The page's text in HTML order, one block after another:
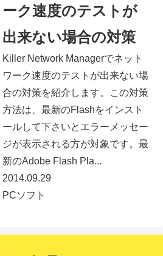
ーク速度のテストが
出来ない場合の対策
Killer Network Managerでネット
ワーク速度のテストが出来ない場
合の対策を紹介します。この対策
方法は、最新のFlashをインスト
ールして下さいとエラーメッセー
ジが表示される方が対象です。最
新のAdobe Flash Pla...
2014.09.29
PCソフト